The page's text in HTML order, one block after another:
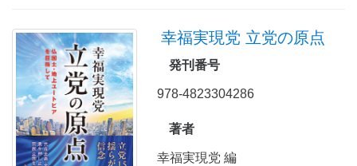
幸福実現党 立党の原点
発刊番号
978-4823304286
著者
幸福実現党 編